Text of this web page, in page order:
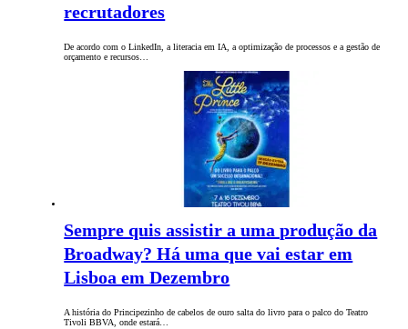
recrutadores
De acordo com o LinkedIn, a literacia em IA, a optimização de processos e a gestão de
orçamento e recursos…
Sempre quis assistir a uma produção da
Broadway? Há uma que vai estar em
Lisboa em Dezembro
A história do Principezinho de cabelos de ouro salta do livro para o palco do Teatro
Tivoli BBVA, onde estará…